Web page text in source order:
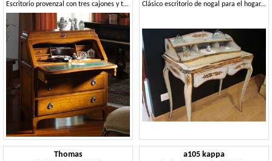
Escritorio provenzal con tres cajones y tapa abatible
Clásico escritorio de nogal para el hogar, con incrustaciones
Thomas a105 kappa